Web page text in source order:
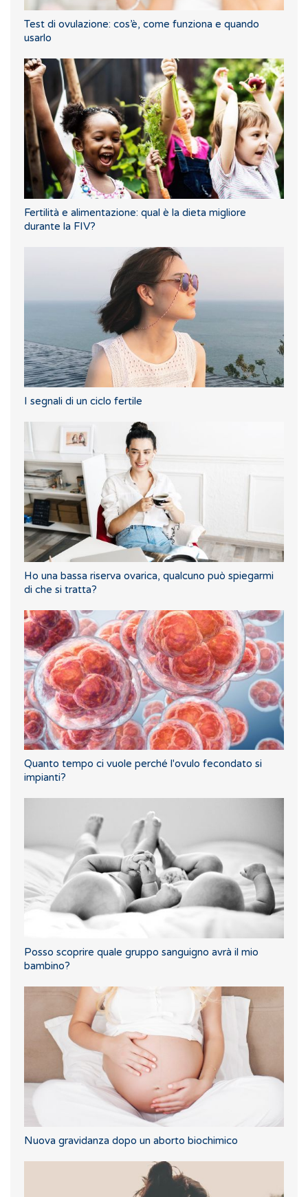
Test di ovulazione: cos’è, come funziona e quando
usarlo
Fertilità e alimentazione: qual è la dieta migliore
durante la FIV?
I segnali di un ciclo fertile
Ho una bassa riserva ovarica, qualcuno può spiegarmi
di che si tratta?
Quanto tempo ci vuole perché l'ovulo fecondato si
impianti?
Posso scoprire quale gruppo sanguigno avrà il mio
bambino?
Nuova gravidanza dopo un aborto biochimico